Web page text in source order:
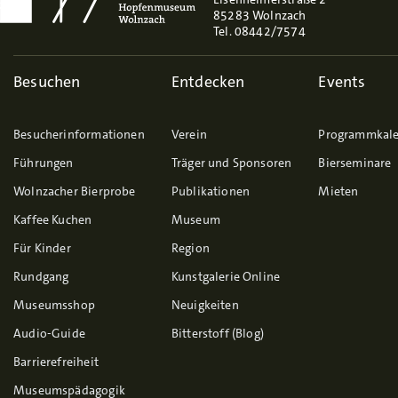
85283 Wolnzach
Tel. 08442/7574
Besuchen
Besucherinformationen
Führungen
Wolnzacher Bierprobe
Kaffee Kuchen
Für Kinder
Rundgang
Museumsshop
Audio-Guide
Barrierefreiheit
Museumspädagogik
Entdecken
Verein
Träger und Sponsoren
Publikationen
Museum
Region
Kunstgalerie Online
Neuigkeiten
Bitterstoff (Blog)
Events
Bierseminare
Mieten